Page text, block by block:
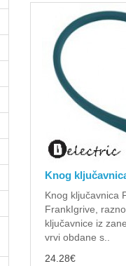
Knog
Knog ključavnica
FrankIgrive,
ključavnice iz
vrvi obdane s..
24.28€